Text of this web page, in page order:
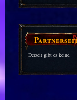
Derzeit gibt es keine.